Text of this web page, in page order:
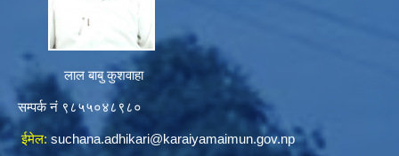
लाल बाबु कुशवाहा
सम्पर्क नं ९८५५०४८९८०
ईमेल: suchana.adhikari@karaiyamaimun.gov.np